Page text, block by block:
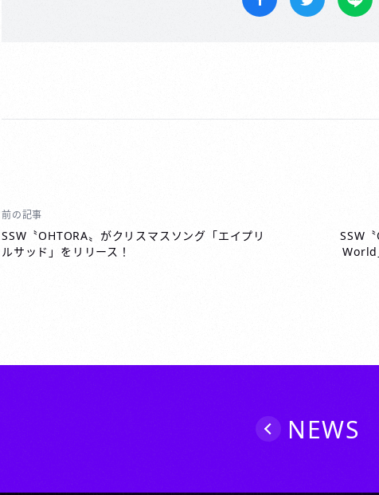
投
稿
ナ
ン
前の記事
SSW〝OHTORA〟がクリスマスソング「エイプリ
ルサッド」をリリース！
SSW
World
NEWS